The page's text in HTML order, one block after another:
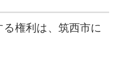
る権利は、筑西市に